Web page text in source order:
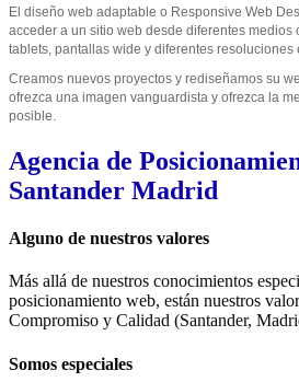
El diseño web adaptable o Responsive Web
acceder a un sitio web desde diferentes medios
tablets, pantallas wide y diferentes resoluciones
Creamos nuevos proyectos y rediseñamos su
ofrezca una imagen vanguardista y ofrezca la
posible.
Agencia de
Santander Madrid
Alguno de nuestros valores
Más allá de nuestros conocimientos
posicionamiento web, están nuestros
Compromiso y Calidad (Santander,
Somos especiales